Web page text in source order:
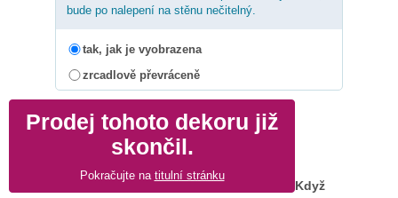
bude po nalepení na stěnu nečitelný.
tak, jak je vyobrazena
zrcadlově převráceně
Prodej tohoto dekoru již
skončil.
Pokračujte na titulní stránku
Když